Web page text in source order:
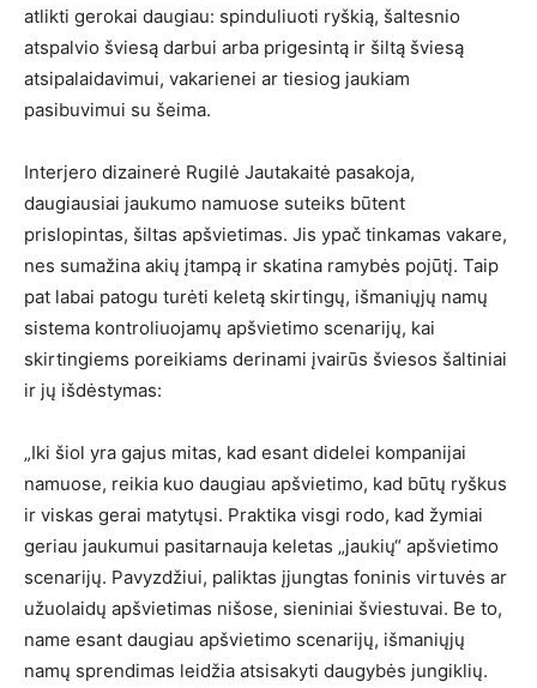
atlikti gerokai daugiau: spinduliuoti ryškią, šaltesnio
atspalvio šviesą darbui arba prigesintą ir šiltą šviesą
atsipalaidavimui, vakarienei ar tiesiog jaukiam
pasibuvimui su šeima.
Interjero dizainerė Rugilė Jautakaitė pasakoja,
daugiausiai jaukumo namuose suteiks būtent
prislopintas, šiltas apšvietimas. Jis ypač tinkamas vakare,
nes sumažina akių įtampą ir skatina ramybės pojūtį. Taip
pat labai patogu turėti keletą skirtingų, išmaniųjų namų
sistema kontroliuojamų apšvietimo scenarijų, kai
skirtingiems poreikiams derinami įvairūs šviesos šaltiniai
ir jų išdėstymas:
„Iki šiol yra gajus mitas, kad esant didelei kompanijai
namuose, reikia kuo daugiau apšvietimo, kad būtų ryškus
ir viskas gerai matytųsi. Praktika visgi rodo, kad žymiai
geriau jaukumui pasitarnauja keletas „jaukių“ apšvietimo
scenarijų. Pavyzdžiui, paliktas įjungtas foninis virtuvės ar
užuolaidų apšvietimas nišose, sieniniai šviestuvai. Be to,
name esant daugiau apšvietimo scenarijų, išmaniųjų
namų sprendimas leidžia atsisakyti daugybės jungiklių.